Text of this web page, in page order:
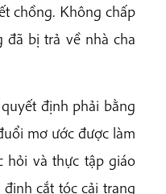
chồng. Không chấp
đã bị trả về nhà cha
định phải bằng
mơ ước được làm
hỏi và thực tập giáo
cắt tóc cải trang